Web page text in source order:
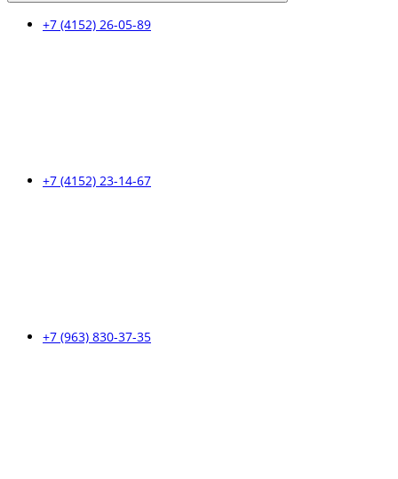
+7 (4152) 26-05-89
+7 (4152) 23-14-67
+7 (963) 830-37-35